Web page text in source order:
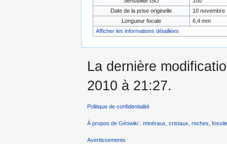
Date de la prise originelle
10 novembre
Longueur focale
6,4 mm
Afficher les informations détaillées
La dernière
2010 à 21:27.
Politique de confidentialité
À propos de Géowiki : minéraux, cristaux, roches,
Avertissements